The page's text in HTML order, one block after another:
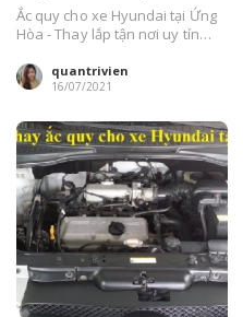
Ắc quy cho xe Hyundai tại Ứng
Hòa - Thay lắp tận nơi uy tín
quantrivien
16/07/2021